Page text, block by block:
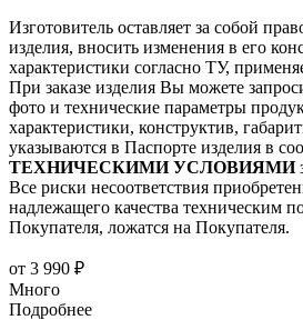
Изготовитель оставляет за собой
изделия, вносить изменения в его
характеристики согласно ТУ,
При заказе изделия Вы можете
фото и технические параметры
характеристики, конструктив,
указываются в Паспорте изделия в
ТЕХНИЧЕСКИМИ УСЛОВИЯМИ
Все риски несоответствия
надлежащего качества техническим
Покупателя, ложатся на Покупателя.
от 3 990 ₽
Много
Подробнее